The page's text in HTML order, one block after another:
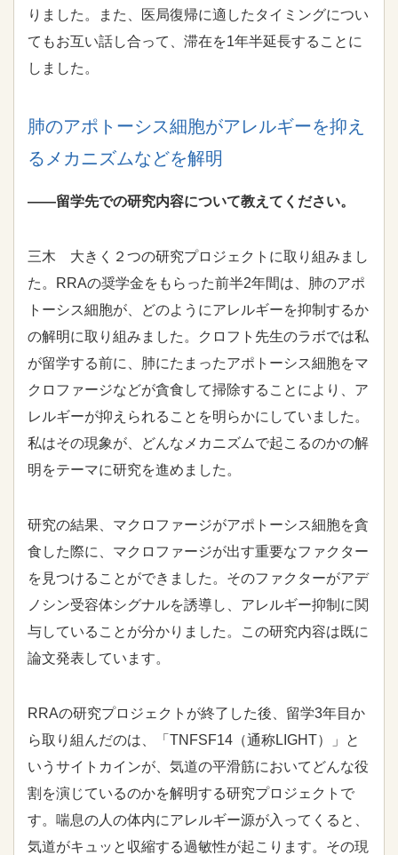
りました。また、医局復帰に適したタイミングについ
てもお互い話し合って、滞在を1年半延長することに
しました。
肺のアポトーシス細胞がアレルギーを抑え
るメカニズムなどを解明
――留学先での研究内容について教えてください。
三木 大きく２つの研究プロジェクトに取り組みまし
た。
RRAの奨学金をもらった前半2年間は、肺のアポ
トーシス細胞が、どのようにアレルギーを抑制するか
の解明に取り組みました。クロフト先生のラボでは私
が留学する前に、肺にたまったアポトーシス細胞をマ
クロファージなどが貪食して掃除することにより、ア
レルギーが抑えられることを明らかにしていました。
私はその現象が、どんなメカニズムで起こるのかの解
明をテーマに研究を進めました。
研究の結果、マクロファージがアポトーシス細胞を貪
食した際に、マクロファージが出す重要なファクター
を見つけることができました。そのファクターがアデ
ノシン受容体シグナルを誘導し、アレルギー抑制に関
与していることが分かりました。この研究内容は既に
論文発表しています。
RRAの研究プロジェクトが終了した後、留学3年目か
ら取り組んだのは、「TNFSF14（通称LIGHT）」と
いうサイトカインが、気道の平滑筋においてどんな役
割を演じているのかを解明する研究プロジェクトで
す。喘息の人の体内にアレルギー源が入ってくると、
気道がキュッと収縮する過敏性が起こります。その現